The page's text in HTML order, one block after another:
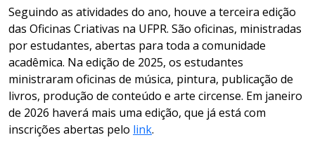
Seguindo as atividades do ano, houve a terceira edição
das Oficinas Criativas na UFPR. São oficinas, ministradas
por estudantes, abertas para toda a comunidade
acadêmica. Na edição de 2025, os estudantes
ministraram oficinas de música, pintura, publicação de
livros, produção de conteúdo e arte circense. Em janeiro
de 2026 haverá mais uma edição, que já está com
inscrições abertas pelo link.